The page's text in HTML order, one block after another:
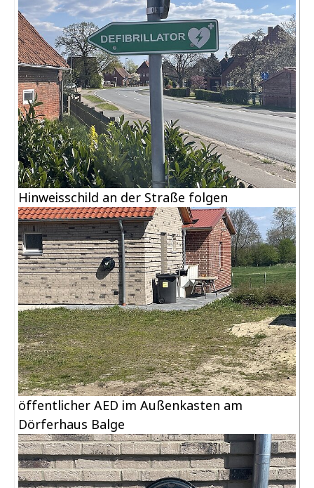
Hinweisschild an der Straße folgen
öffentlicher AED im Außenkasten am
Dörferhaus Balge